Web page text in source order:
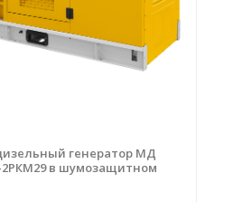
генератор МД
2РКМ29 в шумозащитном